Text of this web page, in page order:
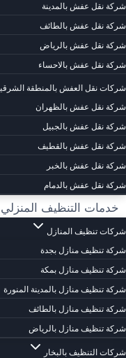
شركة نقل عفش بالمدينة
شركة نقل عفش بالطائف
شركة نقل عفش بالرياض
شركة نقل عفش بالاحساء
شركات نقل العفش بالمنطقة
شركة نقل عفش بالظهران
شركة نقل عفش بالجبيل
شركة نقل عفش بالقطيف
شركة نقل عفش بالخبر
شركة نقل عفش بالدمام
خدمات التنظيف المنزلي
شركات تنظيف المنازل
شركة تنظيف منازل بجدة
شركة تنظيف منازل بمكة
شركة تنظيف منازل بالمدينة المنورة
شركة تنظيف منازل بالطائف
شركة تنظيف منازل بالرياض
شركات التنظيف بالبخار